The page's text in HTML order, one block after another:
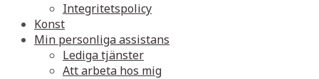
Integritetspolicy
Konst
Min personliga assistans
Lediga tjänster
Att arbeta hos mig